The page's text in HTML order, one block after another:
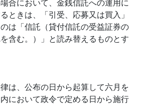
ときは、「引受、応募又は買入」
は「信託（貸付信託の受益証券の
含む。）」と読み替えるものとす
は、公布の日から起算して六月を
において政令で定める日から施行